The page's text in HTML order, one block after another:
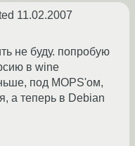
11.02.2007
не буду. попробую
в wine
под MOPS'ом,
а теперь в Debian